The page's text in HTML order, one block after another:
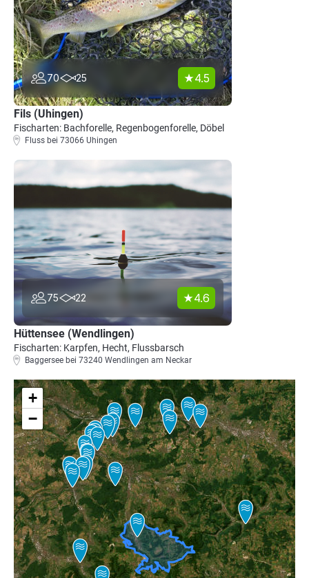
70 25 4.5
Fils (Uhingen)
Fischarten: Bachforelle, Regenbogenforelle, Döbel
Fluss bei 73066 Uhingen
75 22 4.6
Hüttensee (Wendlingen)
Fischarten: Karpfen, Hecht, Flussbarsch
Baggersee bei 73240 Wendlingen am Neckar
+
−